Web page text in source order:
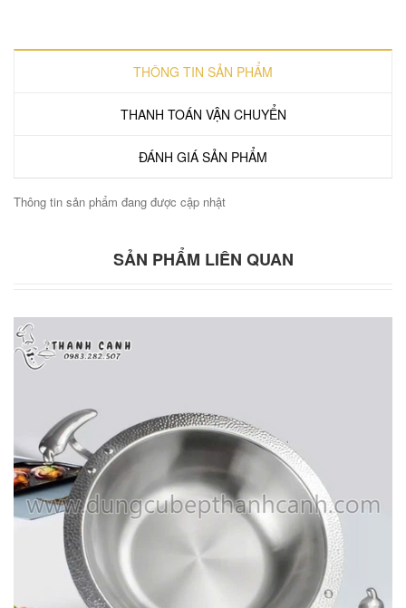
THÔNG TIN SẢN PHẨM
THANH TOÁN VẬN CHUYỂN
ĐÁNH GIÁ SẢN PHẨM
Thông tin sản phẩm đang được cập nhật
SẢN PHẨM LIÊN QUAN